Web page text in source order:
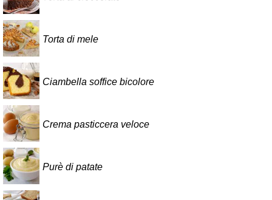
Torta di mele
Ciambella soffice bicolore
Crema pasticcera veloce
Purè di patate